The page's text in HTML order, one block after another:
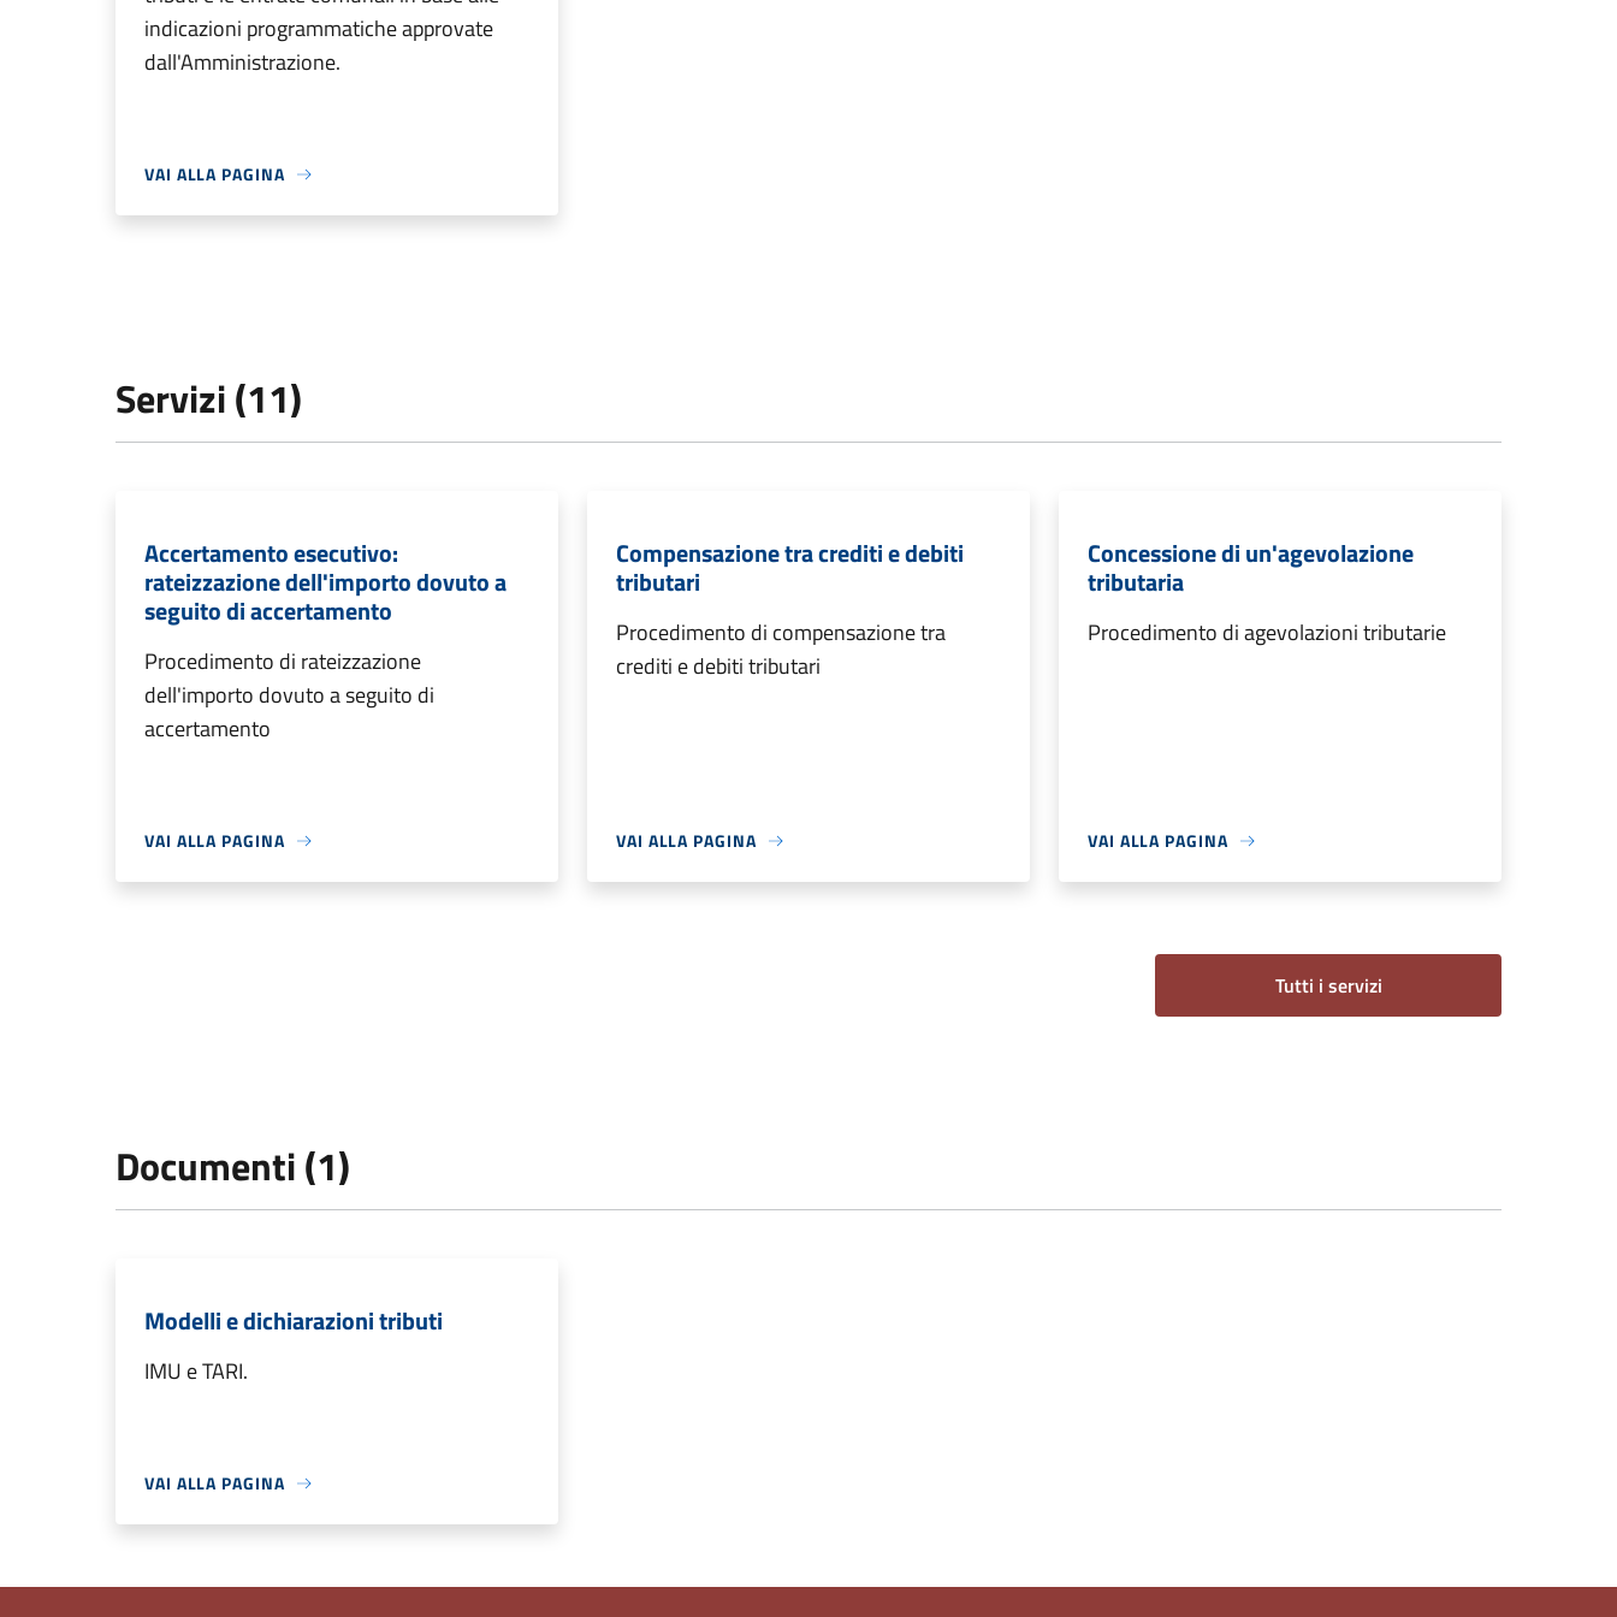
indicazioni programmatiche approvate
dall'Amministrazione.
VAI ALLA PAGINA
Servizi (11)
Accertamento esecutivo:
rateizzazione dell'importo dovuto a
seguito di accertamento
Procedimento di rateizzazione
dell'importo dovuto a seguito di
accertamento
VAI ALLA PAGINA
Compensazione tra crediti e debiti
tributari
Procedimento di compensazione tra
crediti e debiti tributari
VAI ALLA PAGINA
Concessione di un'agevolazione
tributaria
Procedimento di agevolazioni tributarie
VAI ALLA PAGINA
Tutti i servizi
Documenti (1)
Modelli e dichiarazioni tributi
IMU e TARI.
VAI ALLA PAGINA